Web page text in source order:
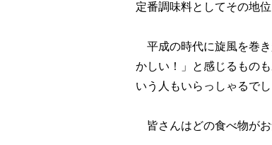
定番調味料としてその地
平成の時代に旋風を巻
かしい！」と感じるもの
いう人もいらっしゃるでし
皆さんはどの食べ物がお